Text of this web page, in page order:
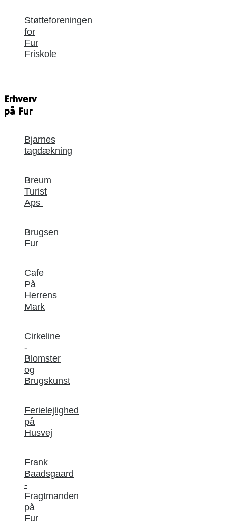
Støtteforeningen
for
Fur
Friskole
Erhverv
på Fur
Bjarnes
tagdækning
Breum
Turist
Aps
Brugsen
Fur
Cafe
På
Herrens
Mark
Cirkeline
-
Blomster
og
Brugskunst
Ferielejlighed
på
Husvej
Frank
Baadsgaard
-
Fragtmanden
på
Fur